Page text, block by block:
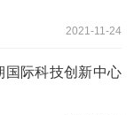
2021-11-24
国际科技创新中心